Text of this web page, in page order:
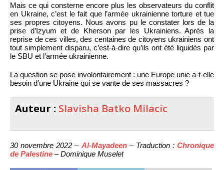
Mais ce qui consterne encore plus les observateurs du conflit
en Ukraine, c’est le fait que l’armée ukrainienne torture et tue
ses propres citoyens. Nous avons pu le constater lors de la
prise d’Izyum et de Kherson par les Ukrainiens. Après la
reprise de ces villes, des centaines de citoyens ukrainiens ont
tout simplement disparu, c’est-à-dire qu’ils ont été liquidés par
le SBU et l’armée ukrainienne.
La question se pose involontairement : une Europe unie a-t-elle
besoin d’une Ukraine qui se vante de ses massacres ?
Auteur : Slavisha Batko Milacic
30 novembre 2022 – Al-Mayadeen– Traduction : Chronique
de Palestine – Dominique Muselet